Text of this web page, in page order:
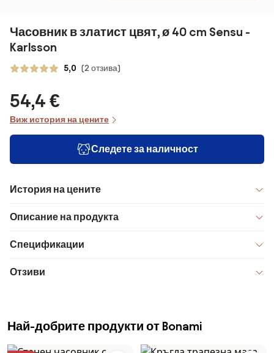
Часовник в златист цвят, ø 40 cm Sensu -
Karlsson
5,0 (2 отзива)
54,4 €
Виж история на цените
Следете за наличност
История на цените
Описание на продукта
Спецификации
Отзиви
Най-добрите продукти от Bonami